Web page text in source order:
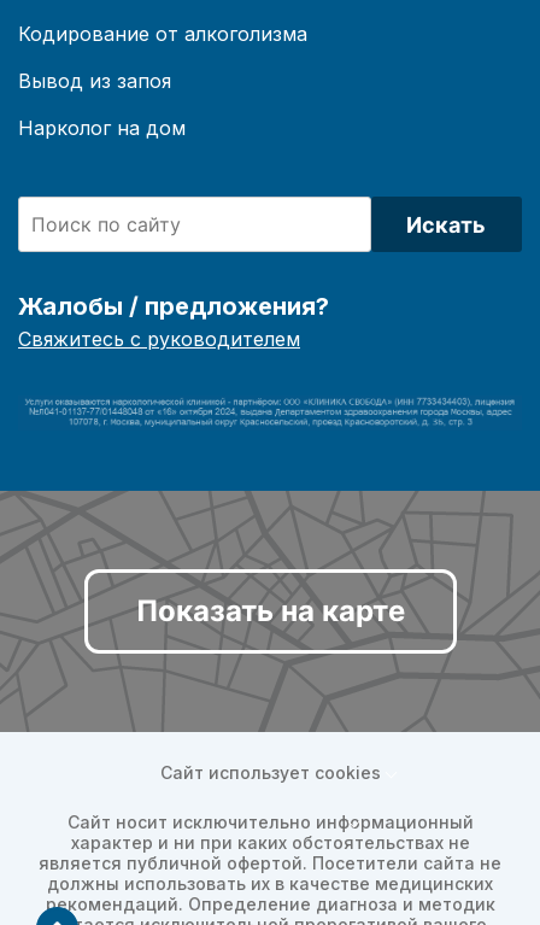
Кодирование от алкоголизма
Вывод из запоя
Нарколог на дом
Искать
Жалобы / предложения?
Свяжитесь с руководителем
Показать на карте
Сайт использует cookies
Сайт носит исключительно информационный
характер и ни при каких обстоятельствах не
является публичной офертой. Посетители сайта не
должны использовать их в качестве медицинских
рекомендаций. Определение диагноза и методик